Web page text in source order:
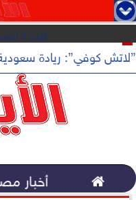

الأحد 9 أغسطس 2026
”لاتش كوفي”: ريادة
 أخبار